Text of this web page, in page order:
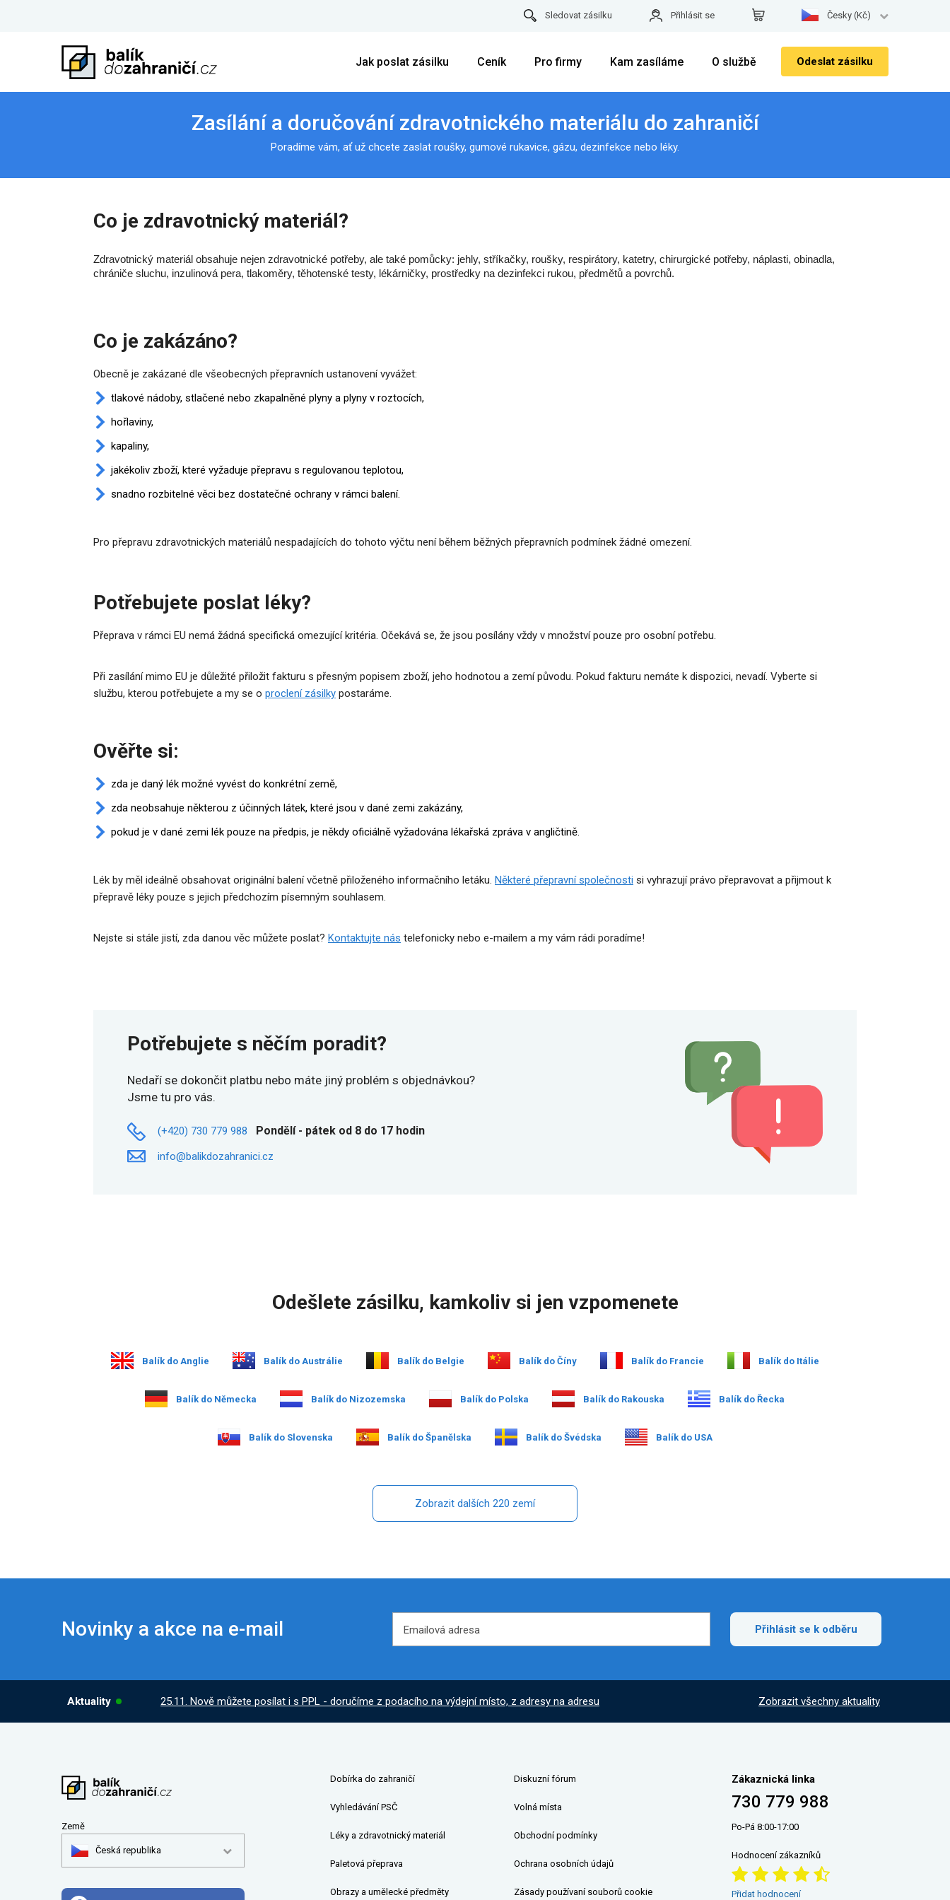
Česky (Kč)
Přihlásit se
Sledovat zásilku
Odeslat zásilku
Jak poslat zásilku Ceník Pro firmy Kam zasíláme O službě
Zasílání a doručování zdravotnického materiálu do zahraničí
Poradíme vám, ať už chcete zaslat roušky, gumové rukavice, gázu, dezinfekce nebo léky.
Co je zdravotnický materiál?
Zdravotnický materiál obsahuje nejen zdravotnické potřeby, ale také pomůcky: jehly, stříkačky, roušky, respirátory, katetry, chirurgické potřeby, náplasti, obinadla,
chrániče sluchu, inzulinová pera, tlakoměry, těhotenské testy, lékárničky, prostředky na dezinfekci rukou, předmětů a povrchů.
Co je zakázáno?
Obecně je zakázané dle všeobecných přepravních ustanovení vyvážet:
tlakové nádoby, stlačené nebo zkapalněné plyny a plyny v roztocích,
hořlaviny,
kapaliny,
jakékoliv zboží, které vyžaduje přepravu s regulovanou teplotou,
snadno rozbitelné věci bez dostatečné ochrany v rámci balení.
Pro přepravu zdravotnických materiálů nespadajících do tohoto výčtu není během běžných přepravních podmínek žádné omezení.
Potřebujete poslat léky?
Přeprava v rámci EU nemá žádná specifická omezující kritéria. Očekává se, že jsou posílány vždy v množství pouze pro osobní potřebu.
Při zasílání mimo EU je důležité přiložit fakturu s přesným popisem zboží, jeho hodnotou a zemí původu. Pokud fakturu nemáte k dispozici, nevadí. Vyberte si
službu, kterou potřebujete a my se o proclení zásilky postaráme.
Ověřte si:
zda je daný lék možné vyvést do konkrétní země,
zda neobsahuje některou z účinných látek, které jsou v dané zemi zakázány,
pokud je v dané zemi lék pouze na předpis, je někdy oficiálně vyžadována lékařská zpráva v angličtině.
Lék by měl ideálně obsahovat originální balení včetně přiloženého informačního letáku. Některé přepravní společnosti si vyhrazují právo přepravovat a přijmout k
přepravě léky pouze s jejich předchozím písemným souhlasem.
Nejste si stále jistí, zda danou věc můžete poslat? Kontaktujte nás telefonicky nebo e-mailem a my vám rádi poradíme!
Potřebujete s něčím poradit?
Nedaří se dokončit platbu nebo máte jiný problém s objednávkou?
Jsme tu pro vás.
(+420) 730 779 988 Pondělí - pátek od 8 do 17 hodin
info@balikdozahranici.cz
Odešlete zásilku, kamkoliv si jen vzpomenete
Balík do Anglie Balík do Austrálie Balík do Belgie Balík do Číny Balík do Francie Balík do Itálie
Balík do Německa Balík do Nizozemska Balík do Polska Balík do Rakouska Balík do Řecka
Balík do Slovenska Balík do Španělska Balík do Švédska Balík do USA
Zobrazit dalších 220 zemí
Novinky a akce na e-mail Emailová adresa Přihlásit se k odběru
Aktuality 25.11. Nově můžete posílat i s PPL - doručíme z podacího na výdejní místo, z adresy na adresu Zobrazit všechny aktuality
Země
Česká republika
Dobírka do zahraničí
Vyhledávání PSČ
Léky a zdravotnický materiál
Paletová přeprava
Obrazy a umělecké předměty
Diskuzní fórum
Volná místa
Obchodní podmínky
Ochrana osobních údajů
Zásady používaní souborů cookie
Zákaznická linka
730 779 988
Po-Pá 8:00-17:00
Hodnocení zákazníků
Přidat hodnocení